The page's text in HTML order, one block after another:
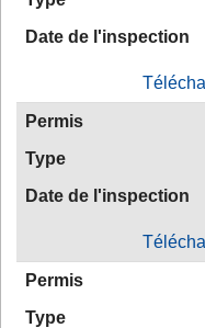
Date de l'inspection
Permis
Type
Date de l'inspection
Permis
Type